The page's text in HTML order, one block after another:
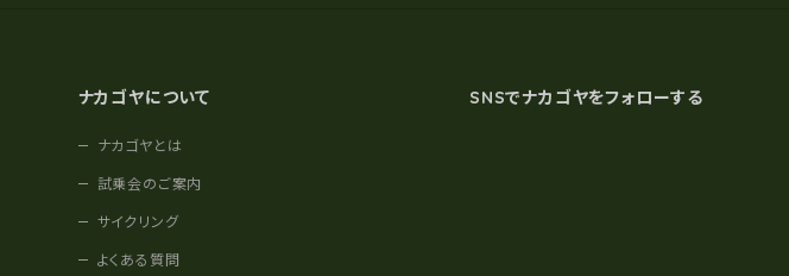
ナカゴヤについて
ナカゴヤとは
試乗会のご案内
サイクリング
よくある質問
SNSでナカゴヤをフォローする